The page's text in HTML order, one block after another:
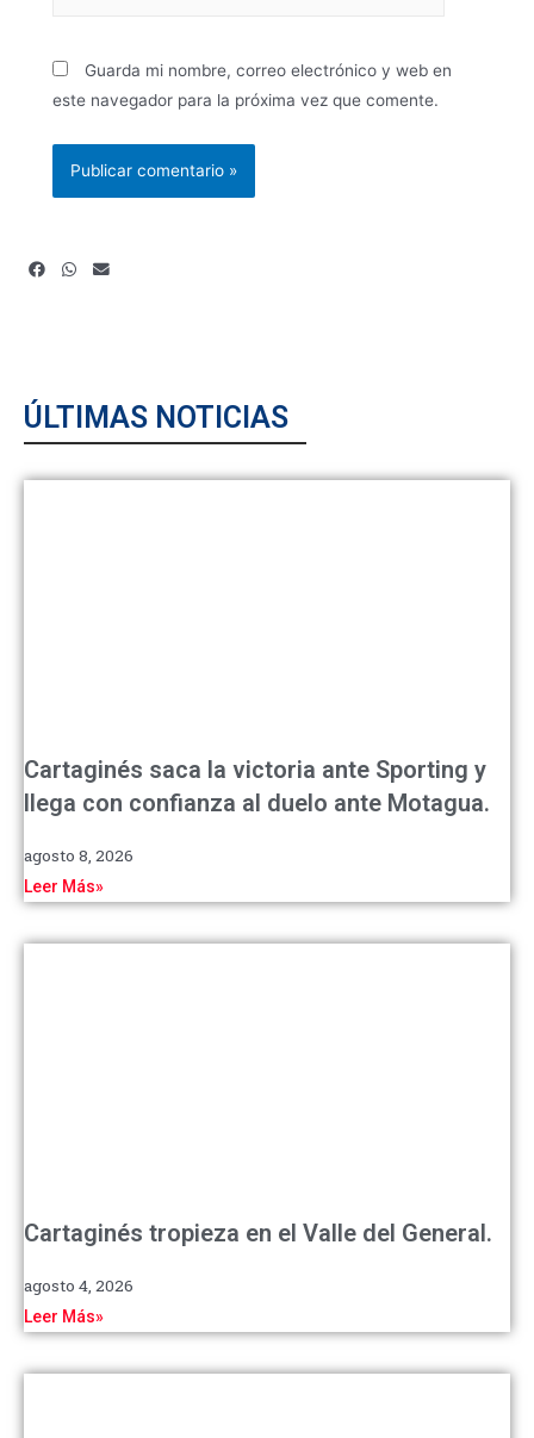
Guarda mi nombre, correo electrónico y web en
este navegador para la próxima vez que comente.
ÚLTIMAS NOTICIAS
Cartaginés saca la victoria ante Sporting y
llega con confianza al duelo ante Motagua.
agosto 8, 2026
Leer Más»
Cartaginés tropieza en el Valle del General.
agosto 4, 2026
Leer Más»